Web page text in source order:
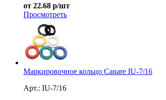
от 22.68 р/шт
Просмотреть
Маркировочное кольцо Canare IU-7/16
Арт.: IU-7/16